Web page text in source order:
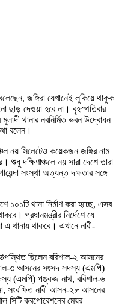
জঙ্গিরা যেখানেই লুকিয়ে থাকুক
দেওয়া হবে না। বৃহস্পতিবার
থানার নবনির্মিত ভবন উদ্বোধন
বলেন।
নয় সিলেটেও কয়েকজন জঙ্গির নাম
দক্ষিণাঞ্চলে নয় সারা দেশে তারা
সংস্থা অত্যন্ত দক্ষতার সঙ্গে
১০১টি থানা নির্মাণ করা হচ্ছে, এসব
প্রধানমন্ত্রীর নির্দেশে যে
এ থানায় থাকবে। এখানে নারী-
ছিলেন বরিশাল-২ আসনের
৩ আসনের সংসদ সদস্য (এমপি)
(এমপি) পঙ্কজ নাথ, বরিশাল-৬
সংরক্ষিত নারী আসন-২৮ আসনের
সিটি করপোরেশনের মেয়র